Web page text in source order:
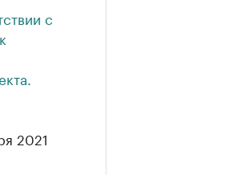
с
2021